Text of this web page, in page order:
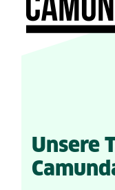
Unsere